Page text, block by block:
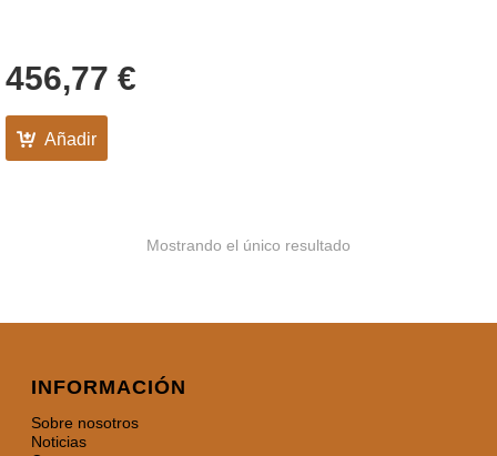
456,77 €
Añadir
Mostrando el único resultado
INFORMACIÓN
Sobre nosotros
Noticias